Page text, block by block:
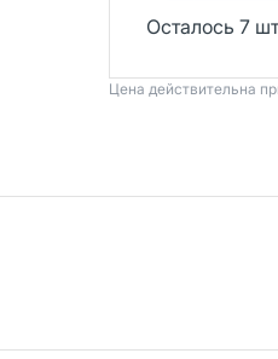
Осталось 7
Цена действительна